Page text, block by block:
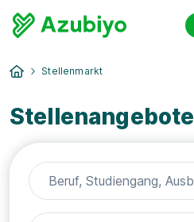
Stellenmarkt
Stellenangebote